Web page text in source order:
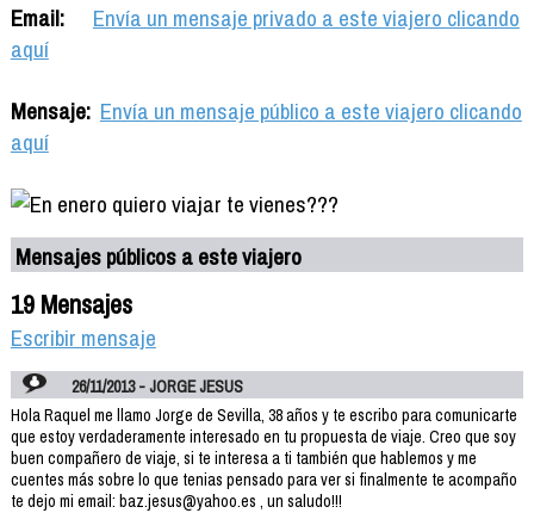
Email:
Envía un mensaje privado a este viajero clicando
aquí
Mensaje: Envía un mensaje público a este viajero clicando
aquí
Mensajes públicos a este viajero
19 Mensajes
Escribir mensaje
26/11/2013 - JORGE JESUS
Hola Raquel me llamo Jorge de Sevilla, 38 años y te escribo para comunicarte
que estoy verdaderamente interesado en tu propuesta de viaje. Creo que soy
buen compañero de viaje, si te interesa a ti también que hablemos y me
cuentes más sobre lo que tenias pensado para ver si finalmente te acompaño
te dejo mi email: baz.jesus@yahoo.es , un saludo!!!